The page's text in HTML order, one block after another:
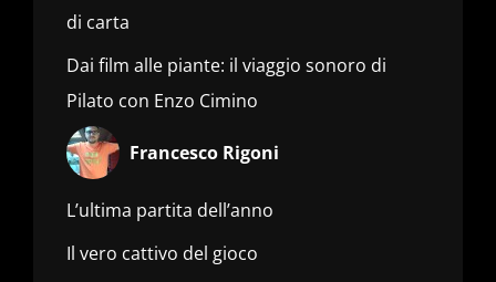
di carta
Dai film alle piante: il viaggio sonoro di
Pilato con Enzo Cimino
Francesco Rigoni
L’ultima partita dell’anno
Il vero cattivo del gioco